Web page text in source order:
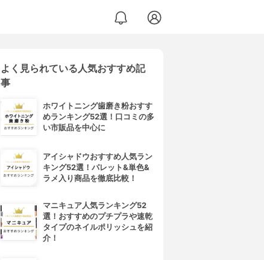
よく見られている人気おすすめ記
事
ホワイトニング歯磨き粉おすす
めランキング52選！口コミの多
い市販品を中心に
アイシャドウおすすめ人気ラン
キング52選！パレット&単色&
ラメ入り商品を徹底比較！
マニキュア人気ランキング52
選！おすすめのプチプラや速乾
タイプのネイルポリッシュを紹
介！